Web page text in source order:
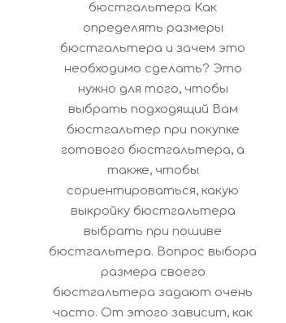
бюстгальтера Как
определять размеры
бюстгальтера и зачем это
необходимо сделать? Это
нужно для того, чтобы
выбрать подходящий Вам
бюстгальтер при покупке
готового бюстгальтера, а
также, чтобы
сориентироваться, какую
выкройку бюстгальтера
выбрать при пошиве
бюстгальтера. Вопрос выбора
размера своего
бюстгальтера задают очень
часто. От этого зависит, как